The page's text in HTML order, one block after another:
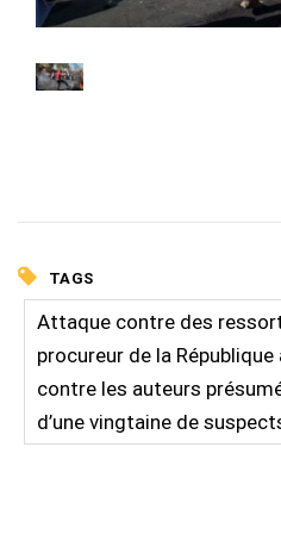
TAGS
Attaque contre des
procureur de la
contre les auteurs
d’une vingtaine de